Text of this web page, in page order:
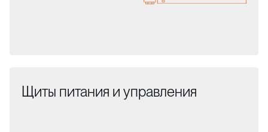
Щиты питания и управления